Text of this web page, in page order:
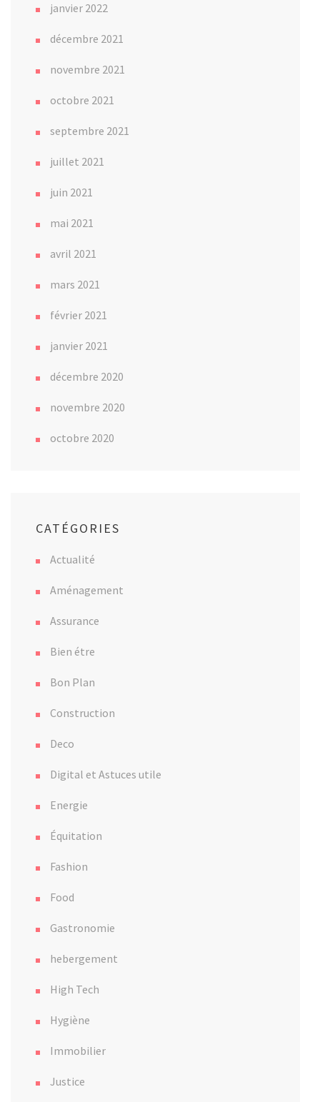
janvier 2022
décembre 2021
novembre 2021
octobre 2021
septembre 2021
juillet 2021
juin 2021
mai 2021
avril 2021
mars 2021
février 2021
janvier 2021
décembre 2020
novembre 2020
octobre 2020
CATÉGORIES
Actualité
Aménagement
Assurance
Bien étre
Bon Plan
Construction
Deco
Digital et Astuces utile
Energie
Équitation
Fashion
Food
Gastronomie
hebergement
High Tech
Hygiène
Immobilier
Justice